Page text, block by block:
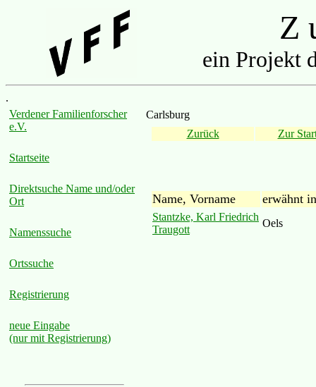
Z
ein Projekt
.
Verdener Familienforscher
e.V.
Startseite
Direktsuche Name und/oder
Ort
Namenssuche
Ortssuche
Registrierung
neue Eingabe
(nur mit Registrierung)
Carlsburg
Zurück
Zur
Name, Vorname erwähnt in
Stantzke, Karl Friedrich
Traugott
Oels